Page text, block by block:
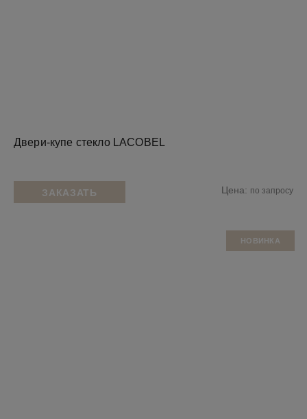
Двери-купе стекло LACOBEL
ЗАКАЗАТЬ Цена: по запросу
НОВИНКА